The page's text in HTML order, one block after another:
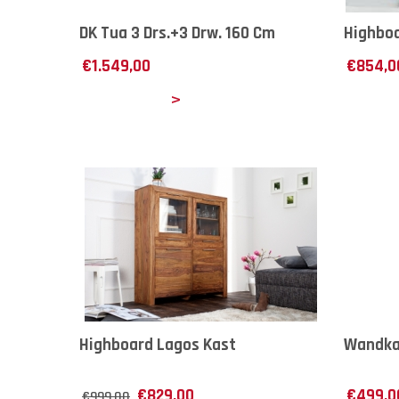
DK Tua 3 Drs.+3 Drw. 160 Cm
€1.549,00
€
Highboard Lagos Kast